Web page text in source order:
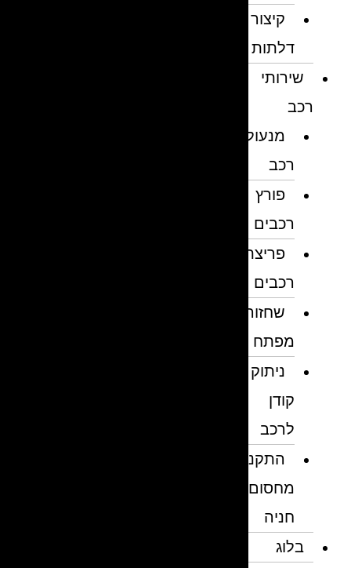
קיצור
דלתות
שירותי
מנעולן
פורץ
רכבים
פריצת
רכבים
שחזור
מפתח
ניתוק
לרכב
התקנת
מחסום
חניה
בלוג